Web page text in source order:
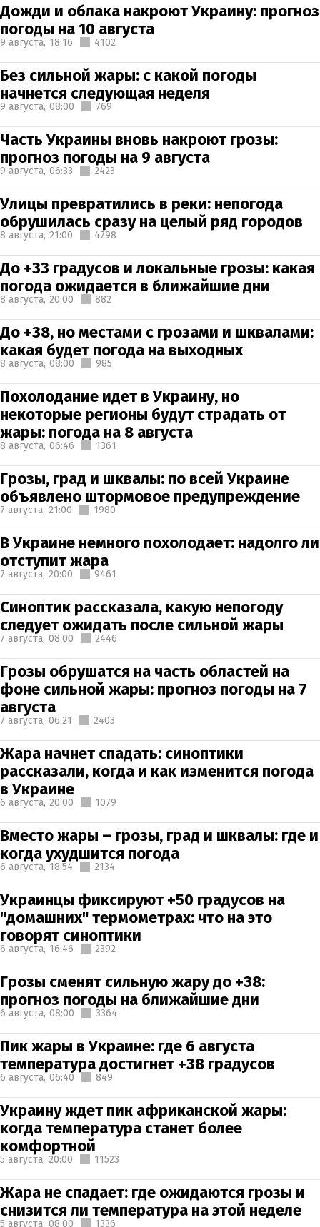
Дожди и облака накроют Украину: прогноз
погоды на 10 августа
9 августа, 18:16 4102
Без сильной жары: с какой погоды
начнется следующая неделя
9 августа, 08:00 769
Часть Украины вновь накроют грозы:
прогноз погоды на 9 августа
9 августа, 06:33 2423
Улицы превратились в реки: непогода
обрушилась сразу на целый ряд городов
8 августа, 21:00 4798
До +33 градусов и локальные грозы: какая
погода ожидается в ближайшие дни
8 августа, 20:00 882
До +38, но местами с грозами и шквалами:
какая будет погода на выходных
8 августа, 08:00 985
Похолодание идет в Украину, но
некоторые регионы будут страдать от
жары: погода на 8 августа
8 августа, 06:46 1361
Грозы, град и шквалы: по всей Украине
объявлено штормовое предупреждение
7 августа, 21:00 1980
В Украине немного похолодает: надолго ли
отступит жара
7 августа, 20:00 9461
Синоптик рассказала, какую непогоду
следует ожидать после сильной жары
7 августа, 08:00 2446
Грозы обрушатся на часть областей на
фоне сильной жары: прогноз погоды на 7
августа
7 августа, 06:21 2403
Жара начнет спадать: синоптики
рассказали, когда и как изменится погода
в Украине
6 августа, 20:00 1079
Вместо жары – грозы, град и шквалы: где и
когда ухудшится погода
6 августа, 18:54 2134
Украинцы фиксируют +50 градусов на
"домашних" термометрах: что на это
говорят синоптики
6 августа, 16:46 2392
Грозы сменят сильную жару до +38:
прогноз погоды на ближайшие дни
6 августа, 08:00 3364
Пик жары в Украине: где 6 августа
температура достигнет +38 градусов
6 августа, 06:40 849
Украину ждет пик африканской жары:
когда температура станет более
комфортной
5 августа, 20:00 11523
Жара не спадает: где ожидаются грозы и
снизится ли температура на этой неделе
5 августа, 08:00 1336